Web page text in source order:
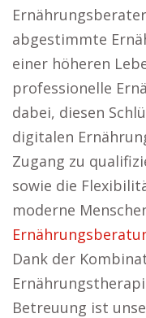
abgestimmte
einer höheren
professionelle
dabei, diesen
digitalen
Zugang zu
sowie die
moderne
Dank der
Betreuung ist